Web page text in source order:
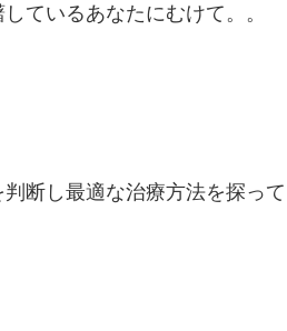
ているあなたにむけて。。
断し最適な治療方法を探って